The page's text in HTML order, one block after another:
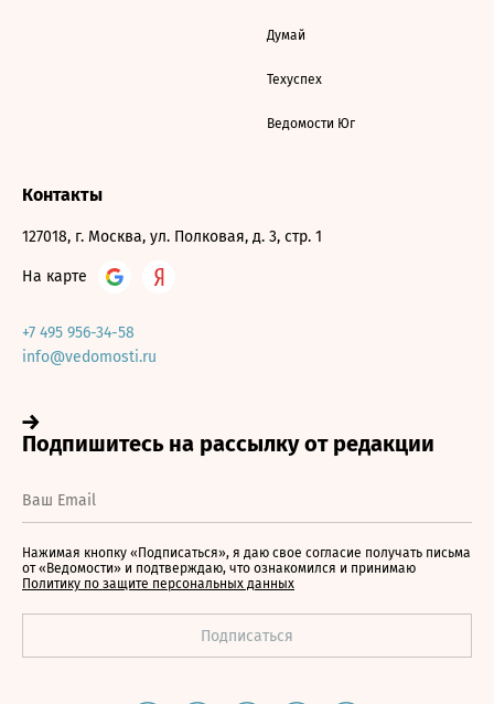
Думай
Техуспех
Ведомости Юг
Контакты
127018, г. Москва, ул. Полковая, д. 3, стр. 1
На карте
+7 495 956-34-58
info@vedomosti.ru
Нажимая кнопку «Подписаться», я даю свое согласие получать письма
от «Ведомости» и подтверждаю, что ознакомился и принимаю
Политику по защите персональных данных